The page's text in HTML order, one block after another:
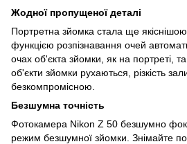
Жодної пропущеної деталі
Портретна зйомка стала ще
функцією розпізнавання очей
очах об'єкта зйомки, як на портреті,
об'єкти зйомки рухаються, різкість
безкомпромісною.
Безшумна точність
Фотокамера Nikon Z 50 безшумно
режим безшумної зйомки. Знімайте